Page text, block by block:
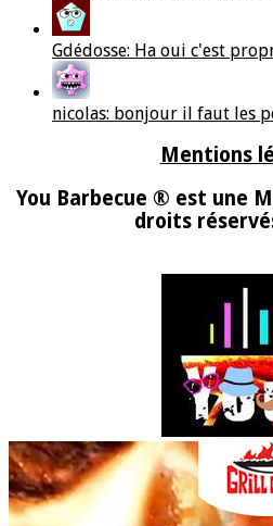
Gdédosse: Ha oui c'est
nicolas: bonjour il faut les
Mentions
You Barbecue ® est une
droits